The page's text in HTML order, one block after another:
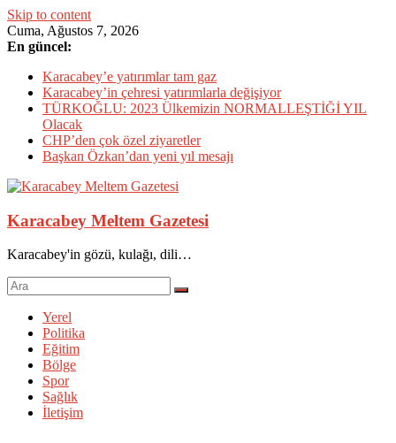
Skip to content
Cuma, Ağustos 7, 2026
En güncel:
Karacabey’e yatırımlar tam gaz
Karacabey’in çehresi yatırımlarla değişiyor
TÜRKOĞLU: 2023 Ülkemizin NORMALLEŞTİĞİ YIL
Olacak
CHP’den çok özel ziyaretler
Başkan Özkan’dan yeni yıl mesajı
Karacabey Meltem Gazetesi
Karacabey'in gözü, kulağı, dili…
Yerel
Politika
Eğitim
Bölge
Spor
Sağlık
İletişim